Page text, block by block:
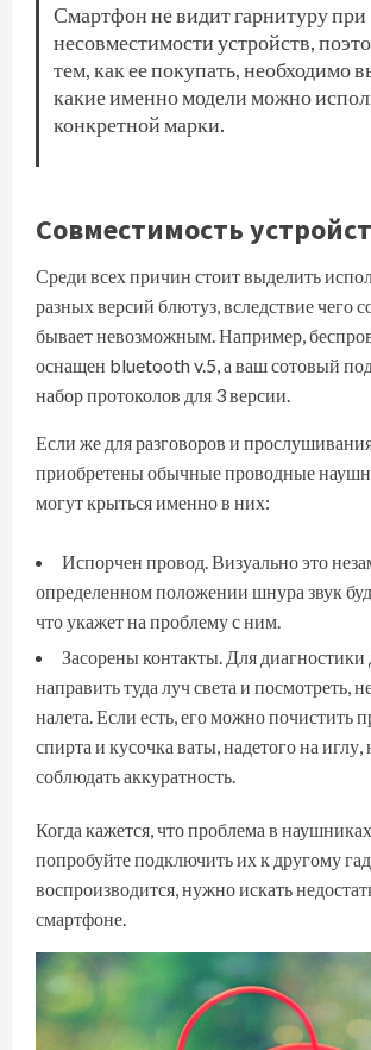
Смартфон не видит гарнитуру при
несовместимости устройств,
тем, как ее покупать, необходимо
какие именно модели можно
конкретной марки.
Совместимость
Среди всех причин стоит выделить
разных версий блютуз, вследствие чего
бывает невозможным. Например,
оснащен bluetooth v.5, а ваш сотовый
набор протоколов для 3 версии.
Если же для разговоров и
приобретены обычные проводные
могут крыться именно в них:
Испорчен провод. Визуально это
определенном положении шнура звук
что укажет на проблему с ним.
Засорены контакты. Для диагностики
направить туда луч света и посмотреть,
налета. Если есть, его можно почистить
спирта и кусочка ваты, надетого на
соблюдать аккуратность.
Когда кажется, что проблема в
попробуйте подключить их к другому
воспроизводится, нужно искать
смартфоне.